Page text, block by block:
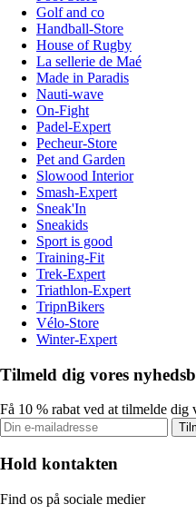
Golf and co
Handball-Store
House of Rugby
La sellerie de Maé
Made in Paradis
Nauti-wave
On-Fight
Padel-Expert
Pecheur-Store
Pet and Garden
Slowood Interior
Smash-Expert
Sneak'In
Sneakids
Sport is good
Training-Fit
Trek-Expert
Triathlon-Expert
TripnBikers
Vélo-Store
Winter-Expert
Tilmeld dig vores
Få 10 % rabat ved at tilmelde dig
Hold kontakten
Find os på sociale medier